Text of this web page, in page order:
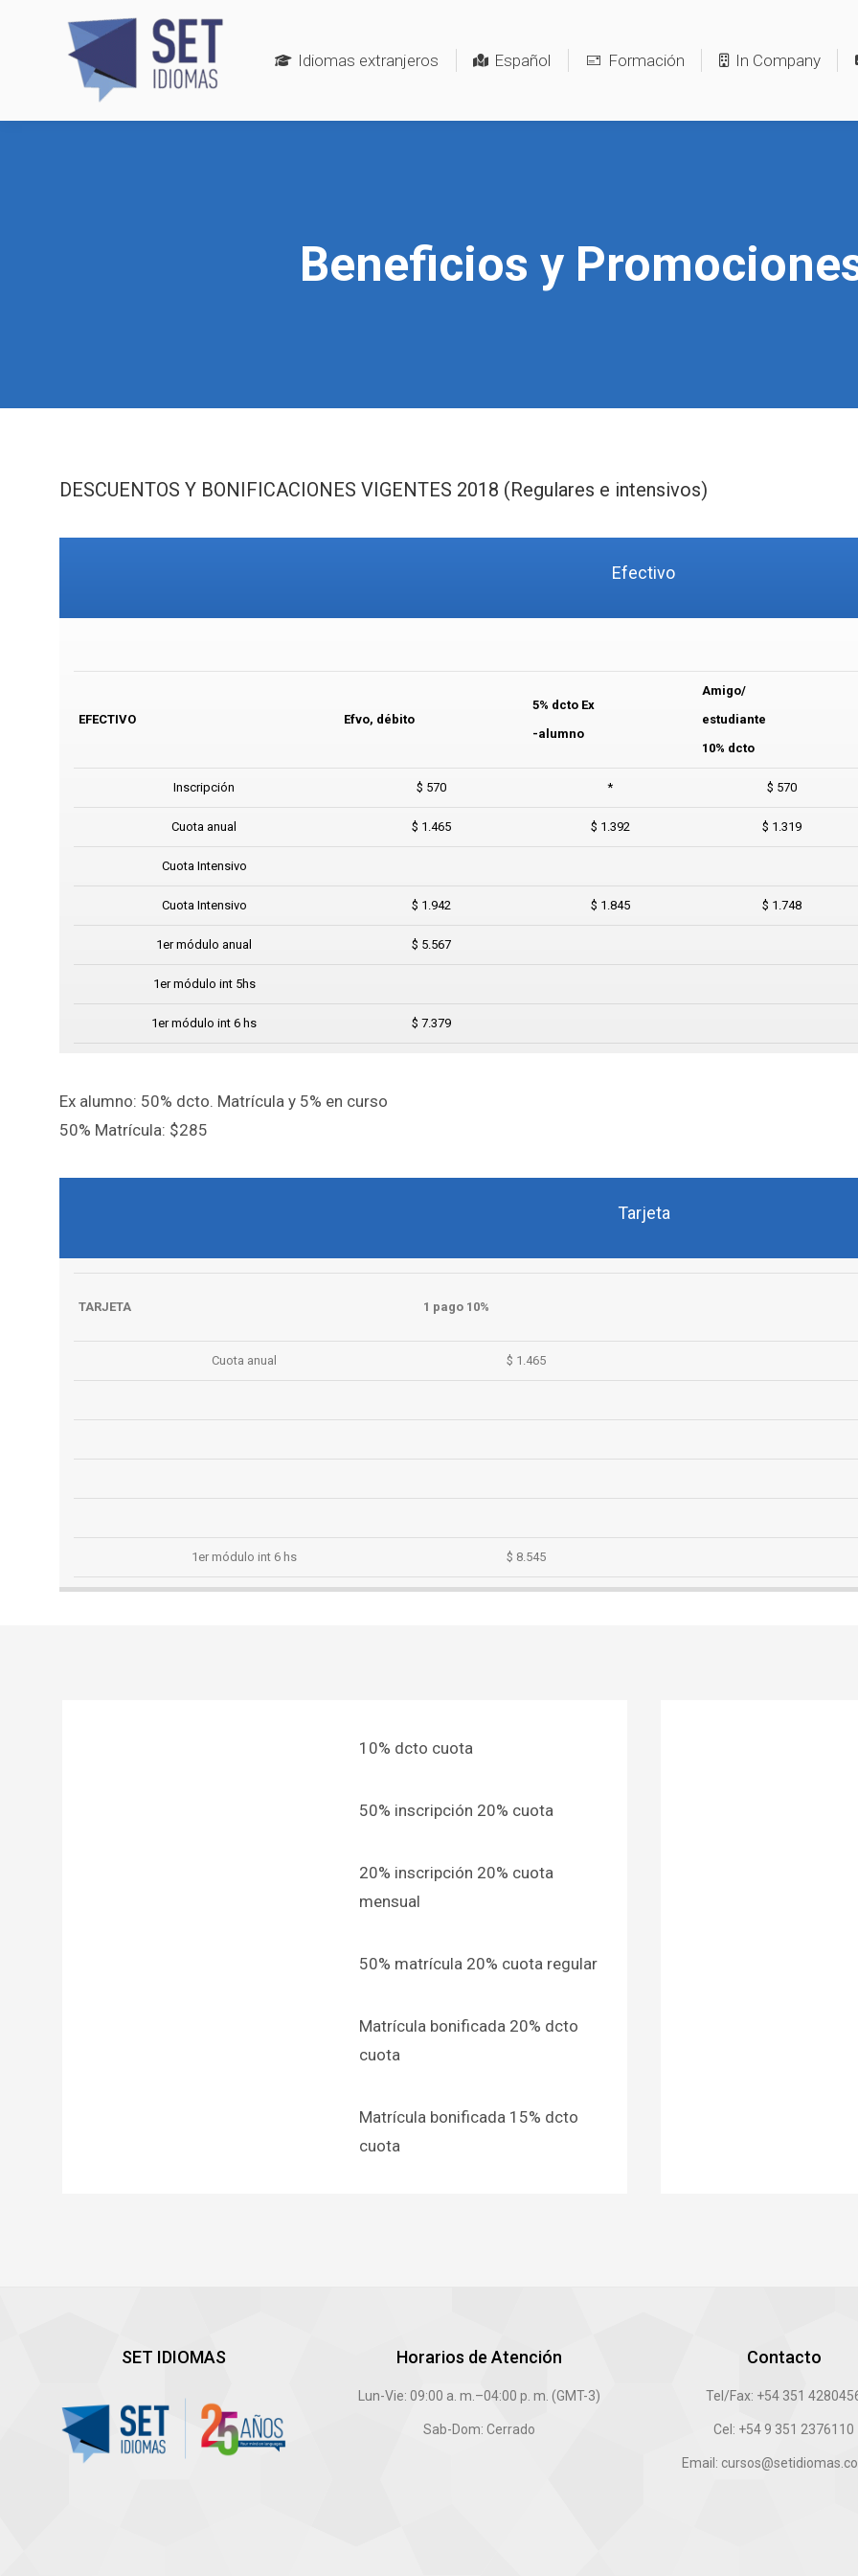
Idiomas extranjeros Español Formación In Company
Beneficios y
DESCUENTOS Y BONIFICACIONES VIGENTES 2018 (Regulares e intensivos)
Efectivo
EFECTIVO Efvo, débito
5% dcto Ex
-alumno
Amigo/
estudiante
10% dcto
Inscripción $ 570 * $ 570
Cuota anual $ 1.465 $ 1.392 $ 1.319
Cuota Intensivo
Cuota Intensivo $ 1.942 $ 1.845 $ 1.748
1er módulo anual $ 5.567
1er módulo int 5hs
1er módulo int 6 hs $ 7.379
Ex alumno: 50% dcto. Matrícula y 5% en curso
50% Matrícula: $285
Tarjeta
TARJETA 1 pago 10%
Cuota anual $ 1.465
1er módulo int 6 hs $ 8.545
10% dcto cuota
50% inscripción 20% cuota
20% inscripción 20% cuota
mensual
50% matrícula 20% cuota regular
Matrícula bonificada 20% dcto
cuota
Matrícula bonificada 15% dcto
cuota
SET IDIOMAS Horarios de Atención
Lun-Vie: 09:00 a. m.–04:00 p. m. (GMT-3)
Sab-Dom: Cerrado
Contacto
Tel/Fax: +54 351
Cel: +54 9 351 2376110
Email: